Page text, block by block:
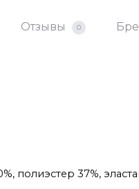
Отзывы 0
полиэстер 37%,